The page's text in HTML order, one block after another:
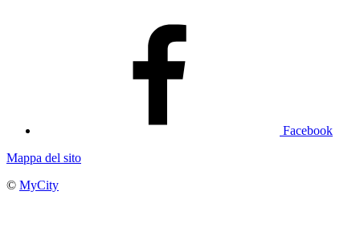
Facebook
Mappa del sito
© MyCity